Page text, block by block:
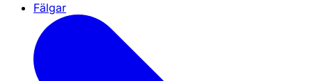
Fälgar